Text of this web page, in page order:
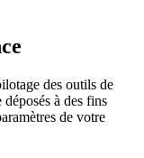
des outils de
à des fins
de votre